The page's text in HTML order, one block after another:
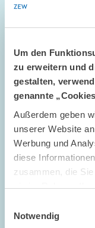
Um den
zu erweitern und
gestalten,
genannte
Außerdem geben
unserer Website
Werbung und
diese
zusammen, die
sie im Rahmen
Notwendig
STANDPUNKT //
Mehr
besser: Die
nicht